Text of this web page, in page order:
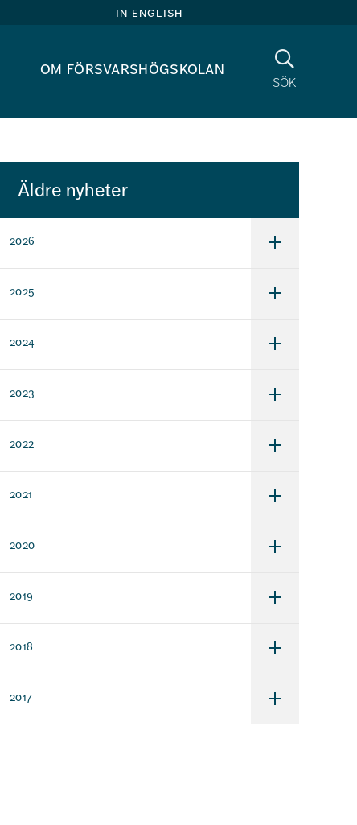
in english
om försvarshögskolan
sök
Sök
Äldre nyheter
2026
Undermeny
2025
Undermeny
2024
Undermeny
2023
Undermeny
2022
Undermeny
2021
Undermeny
2020
Undermeny
2019
Undermeny
2018
Undermeny
2017
Undermeny